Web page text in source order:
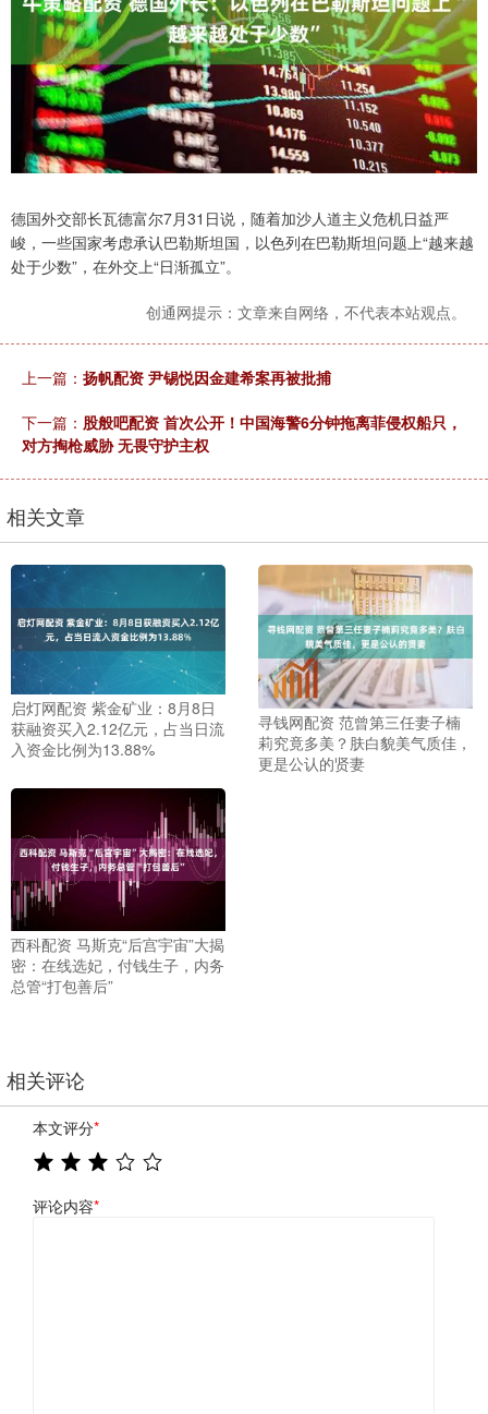
德国外交部长瓦德富尔7月31日说，随着加沙人道主义危机日益严
峻，一些国家考虑承认巴勒斯坦国，以色列在巴勒斯坦问题上“越来越
处于少数”，在外交上“日渐孤立”。
创通网提示：文章来自网络，不代表本站观点。
上一篇： 扬帆配资 尹锡悦因金建希案再被批捕
下一篇： 股般吧配资 首次公开！中国海警6分钟拖离菲侵权船只，
对方掏枪威胁 无畏守护主权
相关文章
启灯网配资 紫金矿业：8月8日
获融资买入2.12亿元，占当日流
入资金比例为13.88%
寻钱网配资 范曾第三任妻子楠
莉究竟多美？肤白貌美气质佳，
更是公认的贤妻
西科配资 马斯克“后宫宇宙”大揭
密：在线选妃，付钱生子，内务
总管“打包善后”
相关评论
本文评分*
评论内容*